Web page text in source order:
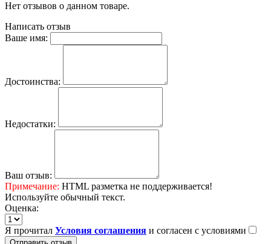
Нет отзывов о данном товаре.
Написать отзыв
Ваше имя:
Достоинства:
Недостатки:
Ваш отзыв:
Примечание: HTML разметка не поддерживается!
Используйте обычный текст.
Оценка:
Я прочитал Условия соглашения и согласен с условиями